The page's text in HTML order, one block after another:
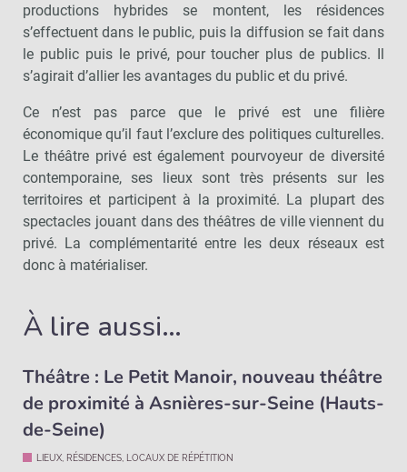
productions hybrides se montent, les résidences
s’effectuent dans le public, puis la diffusion se fait dans
le public puis le privé, pour toucher plus de publics. Il
s’agirait d’allier les avantages du public et du privé.
Ce n’est pas parce que le privé est une filière
économique qu’il faut l’exclure des politiques culturelles.
Le théâtre privé est également pourvoyeur de diversité
contemporaine, ses lieux sont très présents sur les
territoires et participent à la proximité. La plupart des
spectacles jouant dans des théâtres de ville viennent du
privé. La complémentarité entre les deux réseaux est
donc à matérialiser.
À lire aussi…
Théâtre : Le Petit Manoir, nouveau théâtre
de proximité à Asnières-sur-Seine (Hauts-
de-Seine)
LIEUX, RÉSIDENCES, LOCAUX DE RÉPÉTITION